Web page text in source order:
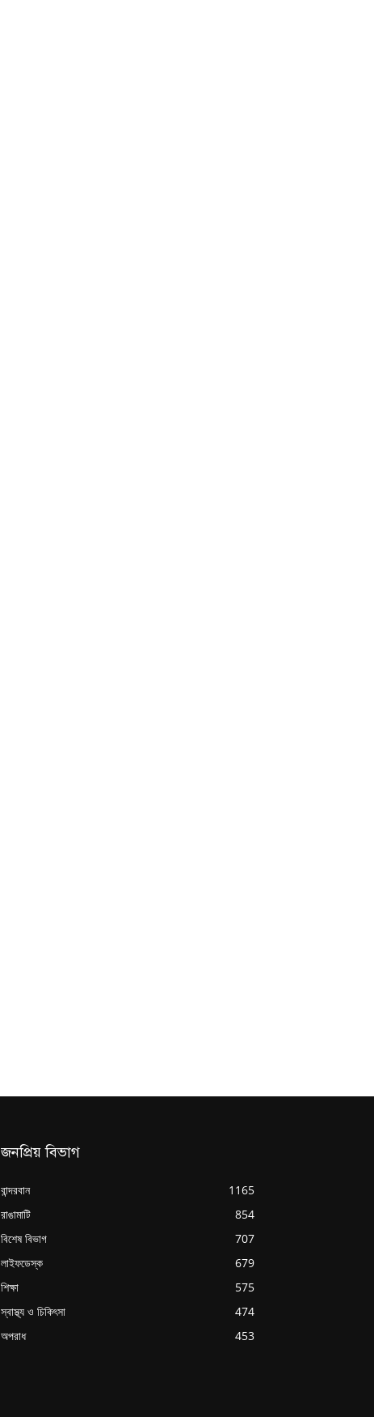
জনপ্রিয় বিভাগ
বান্দরবান
1165
রাঙামাটি
854
বিশেষ বিভাগ
707
লাইফডেস্ক
679
শিক্ষা
575
স্বাস্থ্য ও চিকিৎসা
474
অপরাধ
453